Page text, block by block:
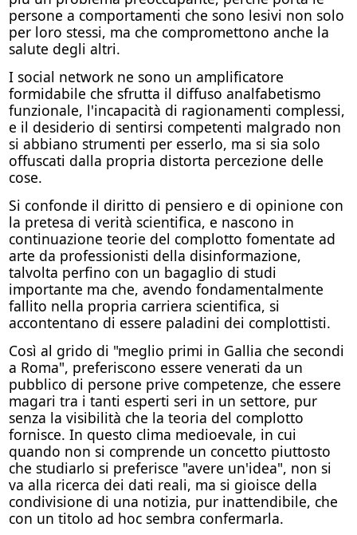
persone a comportamenti che sono lesivi non solo
per loro stessi, ma che compromettono anche la
salute degli altri.
I social network ne sono un amplificatore
formidabile che sfrutta il diffuso analfabetismo
funzionale, l'incapacità di ragionamenti complessi,
e il desiderio di sentirsi competenti malgrado non
si abbiano strumenti per esserlo, ma si sia solo
offuscati dalla propria distorta percezione delle
cose.
Si confonde il diritto di pensiero e di opinione con
la pretesa di verità scientifica, e nascono in
continuazione teorie del complotto fomentate ad
arte da professionisti della disinformazione,
talvolta perfino con un bagaglio di studi
importante ma che, avendo fondamentalmente
fallito nella propria carriera scientifica, si
accontentano di essere paladini dei complottisti.
Così al grido di "meglio primi in Gallia che secondi
a Roma", preferiscono essere venerati da un
pubblico di persone prive competenze, che essere
magari tra i tanti esperti seri in un settore, pur
senza la visibilità che la teoria del complotto
fornisce. In questo clima medioevale, in cui
quando non si comprende un concetto piuttosto
che studiarlo si preferisce "avere un'idea", non si
va alla ricerca dei dati reali, ma si gioisce della
condivisione di una notizia, pur inattendibile, che
con un titolo ad hoc sembra confermarla.